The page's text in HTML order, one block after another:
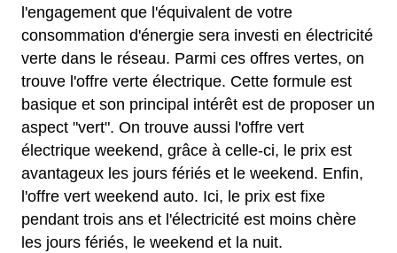
l'engagement que l'équivalent de votre
consommation d'énergie sera investi en électricité
verte dans le réseau. Parmi ces offres vertes, on
trouve l'offre verte électrique. Cette formule est
basique et son principal intérêt est de proposer un
aspect "vert". On trouve aussi l'offre vert
électrique weekend, grâce à celle-ci, le prix est
avantageux les jours fériés et le weekend. Enfin,
l'offre vert weekend auto. Ici, le prix est fixe
pendant trois ans et l'électricité est moins chère
les jours fériés, le weekend et la nuit.